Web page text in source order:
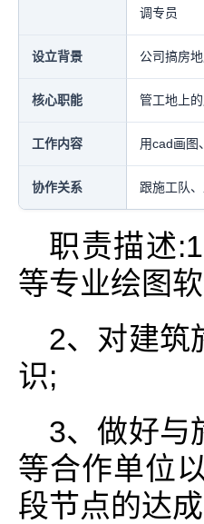
调专员
设立背景 公司搞房
核心职能 管工地上
工作内容 用cad画图
协作关系 跟施工队
职责描述
等专业绘图
2、对建筑
识;
3、做好与
等合作单位
段节点的达成